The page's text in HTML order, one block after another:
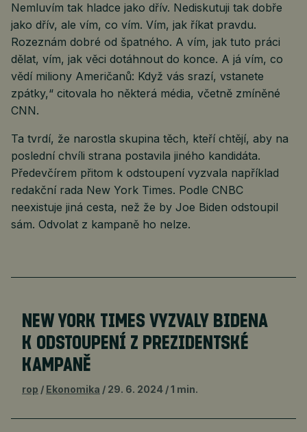
Nemluvím tak hladce jako dřív. Nediskutuji tak dobře
jako dřív, ale vím, co vím. Vím, jak říkat pravdu.
Rozeznám dobré od špatného. A vím, jak tuto práci
dělat, vím, jak věci dotáhnout do konce. A já vím, co
vědí miliony Američanů: Když vás srazí, vstanete
zpátky,“ citovala ho některá média, včetně zmíněné
CNN.
Ta tvrdí, že narostla skupina těch, kteří chtějí, aby na
poslední chvíli strana postavila jiného kandidáta.
Předevčírem přitom k odstoupení vyzvala například
redakční rada New York Times. Podle CNBC
neexistuje jiná cesta, než že by Joe Biden odstoupil
sám. Odvolat z kampaně ho nelze.
NEW YORK TIMES VYZVALY BIDENA
K ODSTOUPENÍ Z PREZIDENTSKÉ
KAMPANĚ
rop Ekonomika 29. 6. 2024 1 min.